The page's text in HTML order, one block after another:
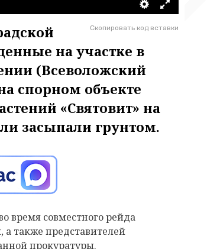
Скопировать код вставки
на участке в
(Всеволожский
спорном объекте
«Святовит» на
засыпали грунтом.
время совместного рейда
а также представителей
прокуратуры.